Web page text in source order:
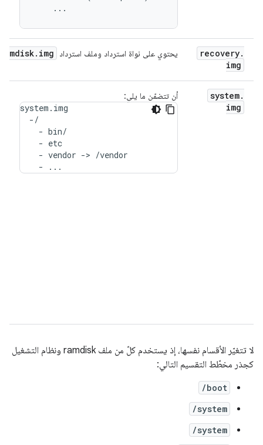
    ...
recovery.
img
يحتوي على نواة استرداد وملف استرداد ramdisk. img
system.
img
أن تتضمّن ما يلي:
system.img
  -/
    - bin/
    - etc
    - vendor -> /vendor
    - ...
لا تتغيّر الأقسام نفسها، إذ يستخدم كلّ من ملف ramdisk ونظام التشغيل
كجذر مخطّط التقسيم التالي:
/boot
/system
/system